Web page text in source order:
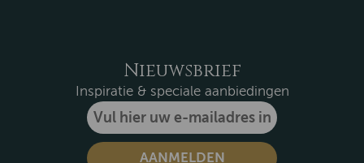
Nieuwsbrief
Inspiratie & speciale aanbiedingen